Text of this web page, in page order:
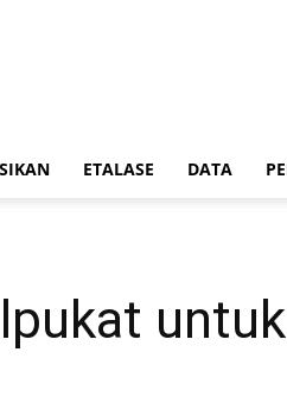
ETALASE DATA